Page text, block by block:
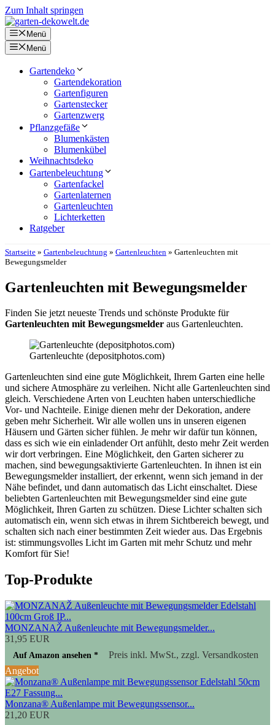
Zum Inhalt springen
Menü
Menü
Gartendeko
Gartendekoration
Gartenfiguren
Gartenstecker
Gartenzwerg
Pflanzgefäße
Blumenkästen
Blumenkübel
Weihnachtsdeko
Gartenbeleuchtung
Gartenfackel
Gartenlaternen
Gartenleuchten
Lichterketten
Ratgeber
Startseite » Gartenbeleuchtung » Gartenleuchten » Gartenleuchten mit
Bewegungsmelder
Gartenleuchten mit Bewegungsmelder
Finden Sie jetzt neueste Trends und schönste Produkte für
Gartenleuchten mit Bewegungsmelder aus Gartenleuchten.
Gartenleuchte (depositphotos.com)
Gartenleuchten sind eine gute Möglichkeit, Ihrem Garten eine helle
und sichere Atmosphäre zu verleihen. Nicht alle Gartenleuchten sind
gleich. Verschiedene Arten von Leuchten haben unterschiedliche
Vor- und Nachteile. Einige dienen mehr der Dekoration, andere
geben mehr Sicherheit. Wir alle wollen uns in unseren eigenen
Häusern und Gärten sicher fühlen. Je mehr wir dafür tun können,
dass es sich wie ein einladender Ort anfühlt, desto mehr Zeit werden
wir dort verbringen. Eine Möglichkeit, den Garten sicherer zu
machen, sind bewegungsaktivierte Gartenleuchten. In ihnen ist ein
Bewegungsmelder installiert, der erkennt, wenn sich jemand in der
Nähe befindet, und dann automatisch das Licht einschaltet. Diese
beliebten Gartenleuchten mit Bewegungsmelder sind eine gute
Möglichkeit, Ihren Garten zu schützen. Diese Lichter schalten sich
automatisch ein, wenn sich etwas in ihrem Sichtbereich bewegt, und
schalten sich nach einer bestimmten Zeit wieder aus. Das Ergebnis
ist: stimmungsvolles Licht im Garten mit mehr Schutz und mehr
Komfort für Sie!
Top-Produkte
MONZANAŽ Außenleuchte mit Bewegungsmelder...
31,95 EUR
Auf Amazon ansehen *
Preis inkl. MwSt., zzgl. Versandkosten
Angebot
Monzana® Außenlampe mit Bewegungssensor...
21,20 EUR